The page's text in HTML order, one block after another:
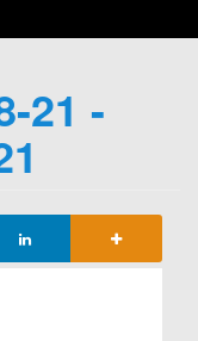
21 -